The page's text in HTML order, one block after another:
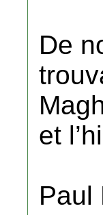
De
et
Paul